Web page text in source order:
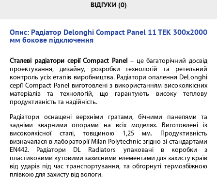
ВІДГУКИ (0)
Опис: Радіатор Delonghi Compact Panel 11 TEK 300x2000
мм бокове підключення
Сталеві радіатори серії Compact Panel – це багаторічний досвід
проектування, дизайну, розробки технологій та ретельний
контроль усіх етапів виробництва. Радіатори опалення DeLonghi
серії Compact Panel виготовлені з використанням високоякісних
матеріалів та технологій, що гарантують високу теплову
продуктивність та надійність.
Радіатори оснащені верхніми гратами, бічними панелями та
задніми зварними опорами на всіх моделях. Виготовлені із
високоякісної сталі, товщиною 1,25 мм. Продуктивність
визначалася в лабораторії Milan Polytechnic згідно зі стандартами
EN442. Радіатори DL Radiators упаковані в коробки з
пластиковими кутовими захисними елементами для захисту країв
від ударів під час транспортування, та обгорнуті термозбіжною
плівкою для захисту від вологи.